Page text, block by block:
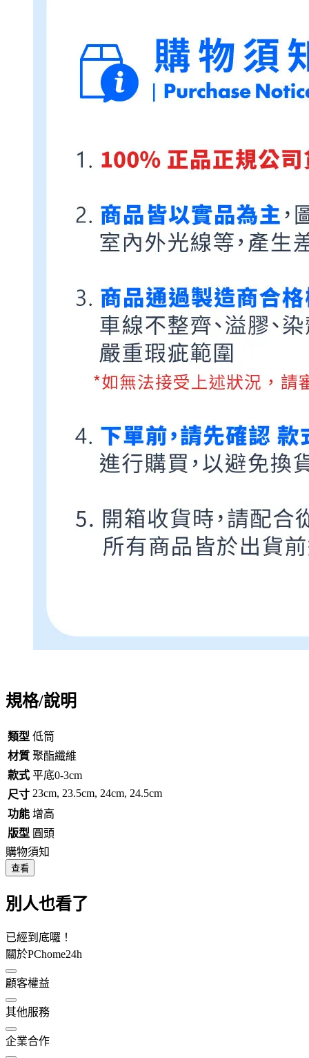
規格/說明
類型 低筒
材質 聚酯纖維
款式 平底0-3cm
尺寸 23cm, 23.5cm, 24cm, 24.5cm
功能 增高
版型 圓頭
購物須知
查看
別人也看了
已經到底囉！
關於PChome24h
顧客權益
其他服務
企業合作